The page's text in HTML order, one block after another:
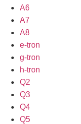
A6
A7
A8
e-tron
g-tron
h-tron
Q2
Q3
Q4
Q5